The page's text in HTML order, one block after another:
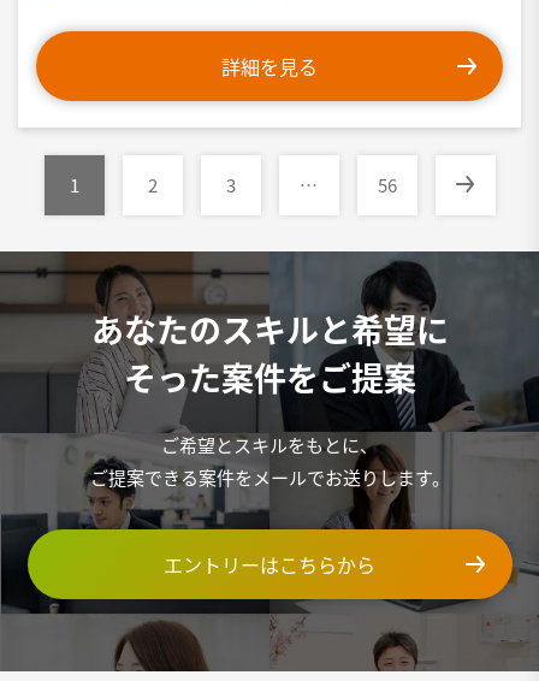
詳細を見る
1 2 3 … 56
あなたのスキルと希望に
そった案件をご提案
ご希望とスキルをもとに、
ご提案できる案件をメールでお送りします。
エントリーはこちらから